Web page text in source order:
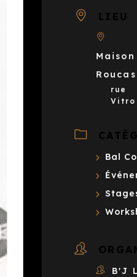
LIEU
Roucas
rue
Bal
B'J